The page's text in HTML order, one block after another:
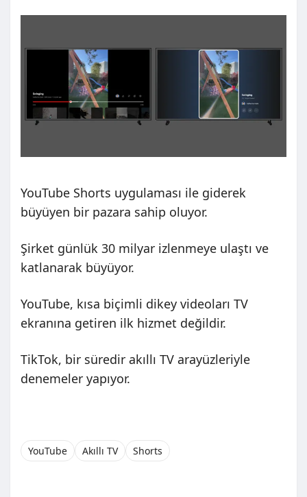
YouTube Shorts uygulaması ile giderek
büyüyen bir pazara sahip oluyor.
Şirket günlük 30 milyar izlenmeye ulaştı ve
katlanarak büyüyor.
YouTube, kısa biçimli dikey videoları TV
ekranına getiren ilk hizmet değildir.
TikTok, bir süredir akıllı TV arayüzleriyle
denemeler yapıyor.
YouTube Akıllı TV Shorts